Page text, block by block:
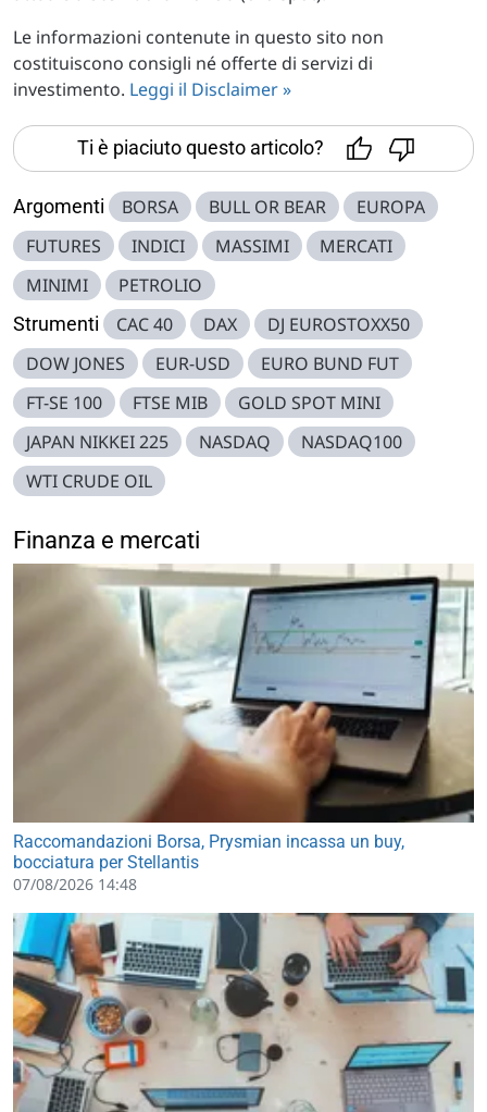
Le informazioni contenute in questo sito non
costituiscono consigli né offerte di servizi di
investimento. Leggi il Disclaimer »
Ti è piaciuto questo articolo?
Argomenti BORSA BULL OR BEAR
EUROPA
FUTURES
INDICI MASSIMI
MERCATI
MINIMI
PETROLIO
Strumenti CAC 40 DAX
DJ EUROSTOXX50
DOW JONES
EUR-USD
EURO BUND FUT
FT-SE 100
FTSE MIB
GOLD SPOT MINI
JAPAN NIKKEI 225
NASDAQ
NASDAQ100
WTI CRUDE OIL
Finanza e mercati
Raccomandazioni Borsa, Prysmian incassa un buy,
bocciatura per Stellantis
07/08/2026 14:48